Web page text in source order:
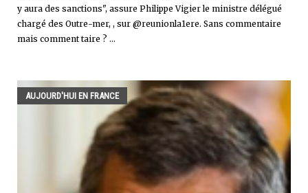
y aura des sanctions", assure Philippe Vigier le ministre délégué
chargé des Outre-mer, , sur @reunionla1ere. Sans commentaire
mais comment taire ? ...
AUJOURD'HUI EN FRANCE